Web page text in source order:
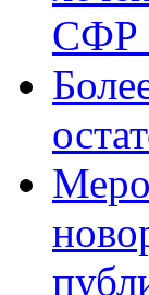
СФР